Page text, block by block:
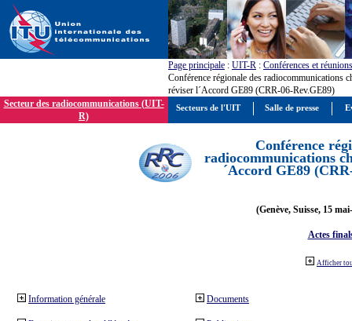
Page principale : UIT-R : Conférences et réunions
Conférence régionale des radiocommunications
réviser l´Accord GE89 (CRR-06-Rev.GE89)
Secteur des radiocommunications (UIT-
R)
Conférence
radiocommunications
´Accord GE89
(Genève, Suisse, 15
Actes
Afficher
Information générale Documents
Secteurs de l'UIT Salle de presse